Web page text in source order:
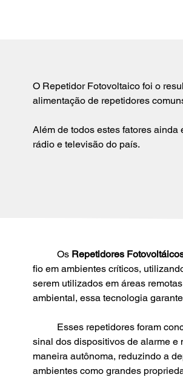
O Repetidor Fotovoltaico foi o
alimentação de repetidores
Além de todos estes fatores
rádio e televisão do país.
	Os
Repetidores
fio em ambientes críticos,
serem utilizados em áreas
ambiental, essa tecnologia
sinal dos dispositivos de alarme e
maneira autônoma, reduzindo a
ambientes como grandes